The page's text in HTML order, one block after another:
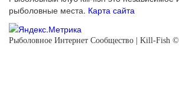
рыболовные места. Карта сайта
Рыболовное Интернет Сообщество | Kill-Fish